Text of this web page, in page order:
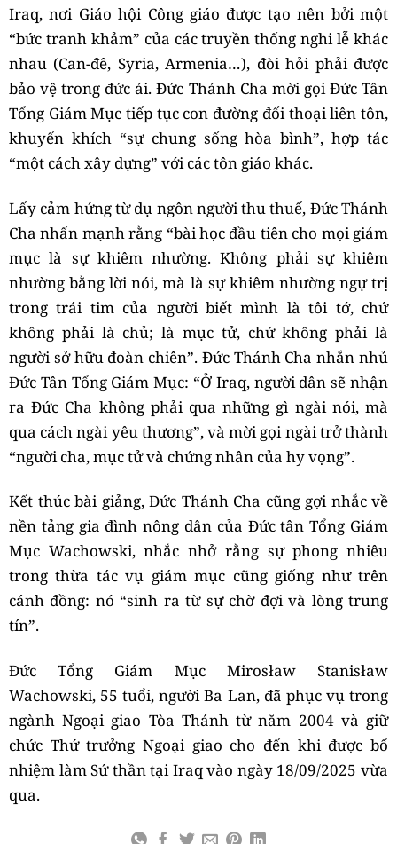
Iraq, nơi Giáo hội Công giáo được tạo nên bởi một
“bức tranh khảm” của các truyền thống nghi lễ khác
nhau (Can-đê, Syria, Armenia…), đòi hỏi phải được
bảo vệ trong đức ái. Đức Thánh Cha mời gọi Đức Tân
Tổng Giám Mục tiếp tục con đường đối thoại liên tôn,
khuyến khích “sự chung sống hòa bình”, hợp tác
“một cách xây dựng” với các tôn giáo khác.
Lấy cảm hứng từ dụ ngôn người thu thuế, Đức Thánh
Cha nhấn mạnh rằng “bài học đầu tiên cho mọi giám
mục là sự khiêm nhường. Không phải sự khiêm
nhường bằng lời nói, mà là sự khiêm nhường ngự trị
trong trái tim của người biết mình là tôi tớ, chứ
không phải là chủ; là mục tử, chứ không phải là
người sở hữu đoàn chiên”. Đức Thánh Cha nhắn nhủ
Đức Tân Tổng Giám Mục: “Ở Iraq, người dân sẽ nhận
ra Đức Cha không phải qua những gì ngài nói, mà
qua cách ngài yêu thương”, và mời gọi ngài trở thành
“người cha, mục tử và chứng nhân của hy vọng”.
Kết thúc bài giảng, Đức Thánh Cha cũng gợi nhắc về
nền tảng gia đình nông dân của Đức tân Tổng Giám
Mục Wachowski, nhắc nhở rằng sự phong nhiêu
trong thừa tác vụ giám mục cũng giống như trên
cánh đồng: nó “sinh ra từ sự chờ đợi và lòng trung
tín”.
Đức Tổng Giám Mục Mirosław Stanisław
Wachowski, 55 tuổi, người Ba Lan, đã phục vụ trong
ngành Ngoại giao Tòa Thánh từ năm 2004 và giữ
chức Thứ trưởng Ngoại giao cho đến khi được bổ
nhiệm làm Sứ thần tại Iraq vào ngày 18/09/2025 vừa
qua.